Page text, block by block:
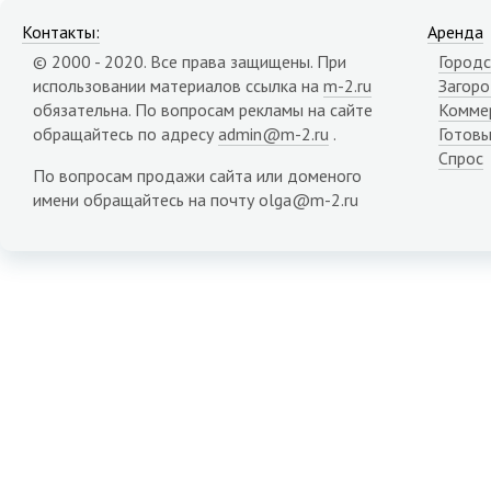
Контакты:
© 2000 - 2020. Все права защищены. При
использовании материалов ссылка на m-2.ru
обязательна. По вопросам рекламы на сайте
обращайтесь по адресу admin@m-2.ru .
По вопросам продажи сайта или доменого
имени обращайтесь на почту olga@m-2.ru
Аренда
Спрос